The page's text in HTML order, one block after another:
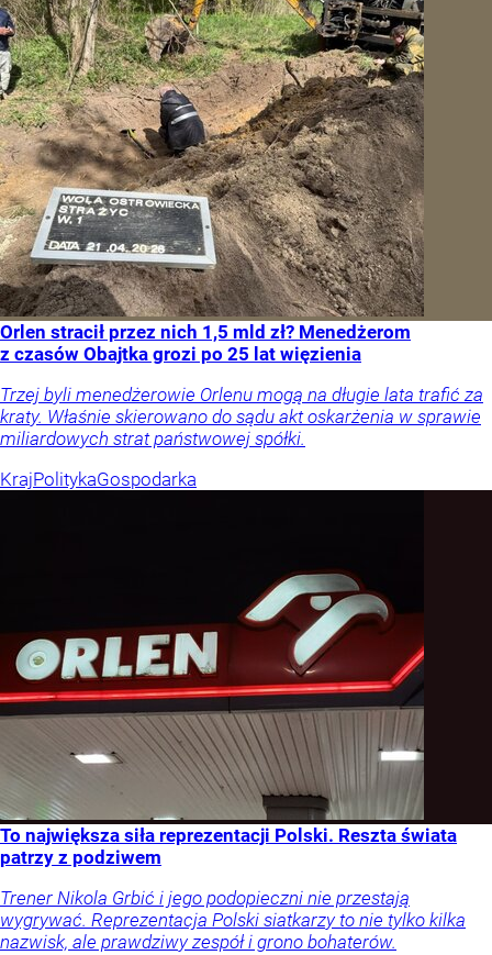
Orlen stracił przez nich 1,5 mld zł? Menedżerom
z czasów Obajtka grozi po 25 lat więzienia
Trzej byli menedżerowie Orlenu mogą na długie lata trafić za
kraty. Właśnie skierowano do sądu akt oskarżenia w sprawie
miliardowych strat państwowej spółki.
KrajPolitykaGospodarka
To największa siła reprezentacji Polski. Reszta świata
patrzy z podziwem
Trener Nikola Grbić i jego podopieczni nie przestają
wygrywać. Reprezentacja Polski siatkarzy to nie tylko kilka
nazwisk, ale prawdziwy zespół i grono bohaterów.